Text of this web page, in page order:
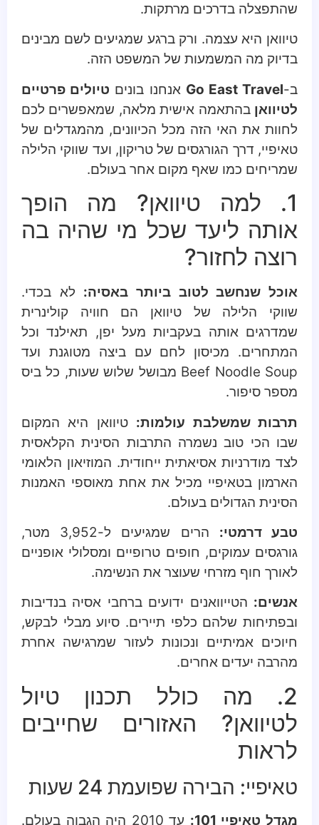
שהתפצלה בדרכים מרתקות.
טיוואן היא עצמה. ורק ברגע שמגיעים לשם מבינים
בדיוק מה המשמעות של המשפט הזה.
ב-Go East Travel אנחנו בונים טיולים פרטיים
לטיוואן בהתאמה אישית מלאה, שמאפשרים לכם
לחוות את האי הזה מכל הכיוונים, מהמגדלים של
טאיפיי, דרך הגורגסים של טריקון, ועד שווקי הלילה
שמריחים כמו שאף מקום אחר בעולם.
1. למה טיוואן? מה הופך
אותה ליעד שכל מי שהיה בה
רוצה לחזור?
אוכל שנחשב לטוב ביותר באסיה: לא בכדי.
שווקי הלילה של טיוואן הם חוויה קולינרית
שמדרגים אותה בעקביות מעל יפן, תאילנד וכל
המתחרים. מכיסון לחם עם ביצה מטוגנת ועד
Beef Noodle Soup מבושל שלוש שעות, כל ביס
מספר סיפור.
תרבות שמשלבת עולמות: טיוואן היא המקום
שבו הכי טוב נשמרה התרבות הסינית הקלאסית
לצד מודרניות אסיאתית ייחודית. המוזיאון הלאומי
הארמון בטאיפיי מכיל את אחת מאוספי האמנות
הסינית הגדולים בעולם.
טבע דרמטי:
הרים שמגיעים ל-3,952 מטר,
גורגסים עמוקים, חופים טרופיים ומסלולי אופניים
לאורך חוף מזרחי שעוצר את הנשימה.
אנשים: הטייוואנים ידועים ברחבי אסיה בנדיבות
ובפתיחות שלהם כלפי תיירים. סיוע מבלי לבקש,
חיוכים אמיתיים ונכונות לעזור שמרגישה אחרת
מהרבה יעדים אחרים.
2. מה כולל תכנון טיול
לטיוואן? האזורים שחייבים
לראות
טאיפיי: הבירה שפועמת 24 שעות
מגדל טאיפיי 101: עד 2010 היה הגבוה בעולם.